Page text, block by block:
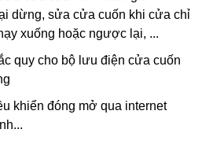
dừng, sửa cửa cuốn khi cửa chỉ
xuống hoặc ngược lại, ...
quy cho bộ lưu điện cửa cuốn
khiển đóng mở qua internet